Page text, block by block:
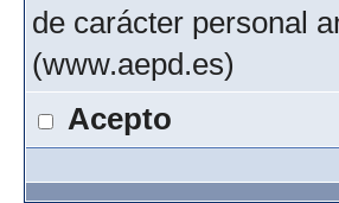
de carácter personal
(www.aepd.es)
Acepto